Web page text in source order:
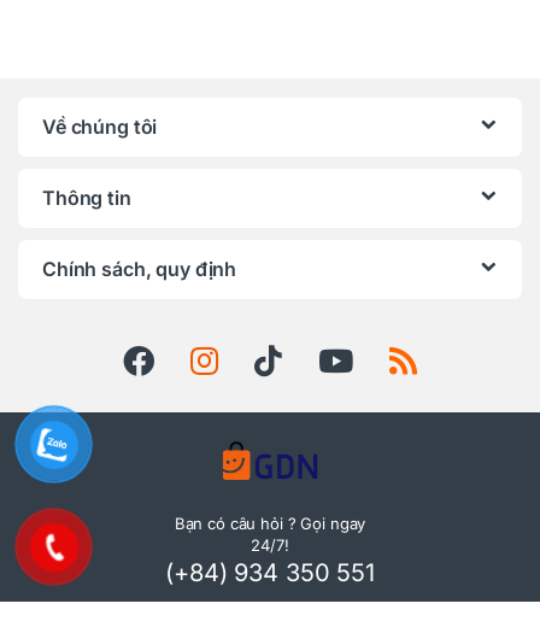
Về chúng tôi
Thông tin
Chính sách, quy định
Bạn có câu hỏi ? Gọi ngay
24/7!
(+84) 934 350 551